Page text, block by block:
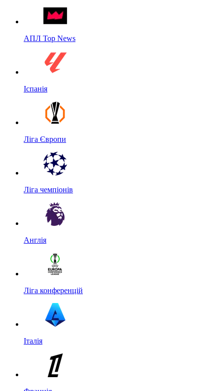
АПЛ Top News
Іспанія
Ліга Європи
Ліга чемпіонів
Англія
Ліга конференцій
Італія